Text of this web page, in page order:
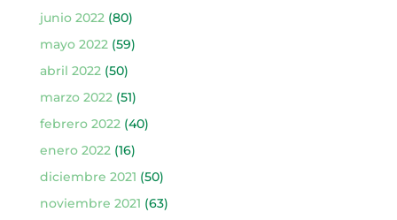
junio 2022 (80)
mayo 2022 (59)
abril 2022 (50)
marzo 2022 (51)
febrero 2022 (40)
enero 2022 (16)
diciembre 2021 (50)
noviembre 2021 (63)